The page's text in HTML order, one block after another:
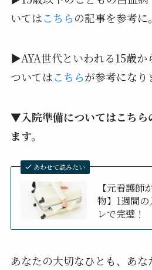
いてはこちらの記事を参考に。
▶AYA世代といわれる15歳か
ついてはこちらが参考になり
▼入院準備についてはこちら
ます。
あわせて読みたい
【元看護師
物】1週間
レで完璧！
あなたの大切なひとも、あな